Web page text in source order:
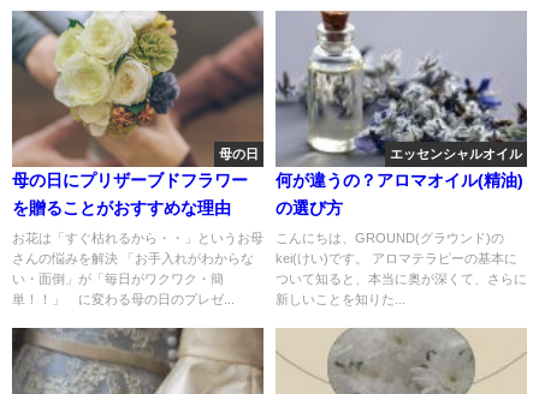
母の日
母の日にプリザーブドフラワー
を贈ることがおすすめな理由
お花は「すぐ枯れるから・・」というお母
さんの悩みを解決 「お手入れがわからな
い・面倒」が「毎日がワクワク・簡
単！！」 に変わる母の日のプレゼ...
エッセンシャルオイル
何が違うの？アロマオイル(精油)
の選び方
こんにちは、GROUND(グラウンド)の
kei(けい)です。 アロマテラピーの基本に
ついて知ると、本当に奥が深くて、さらに
新しいことを知りた...